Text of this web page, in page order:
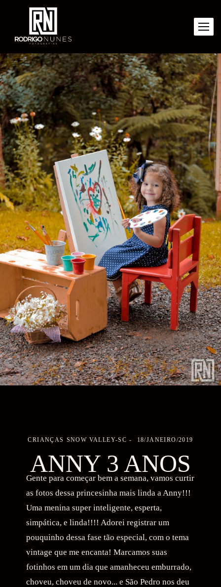
CRIANÇAS SNOW VALLEY-SC 18/JANEIRO/2019
ANNY 3 ANOS
Gente para começar bem a semana, vamos curtir
as fotos dessa princesinha mais linda a Anny!!!
Uma menina super inteligente, esperta,
simpática, e linda!!!! Adorei registrar um
pouquinho dessa fase tão especial, com o tema
vintage que me encanta! Marcamos suas
fotinhos em um dia que amanheceu emburrado,
choveu, choveu de novo... e São Pedro nos deu